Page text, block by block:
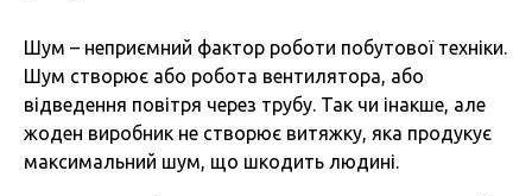
Шум – неприємний фактор роботи побутової техніки.
Шум створює або робота вентилятора, або
відведення повітря через трубу. Так чи інакше, але
жоден виробник не створює витяжку, яка продукує
максимальний шум, що шкодить людині.